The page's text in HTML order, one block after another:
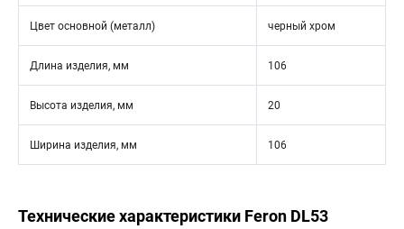
Цвет основной (металл) черный хром
Длина изделия, мм 106
Высота изделия, мм 20
Ширина изделия, мм 106
Технические характеристики Feron DL53